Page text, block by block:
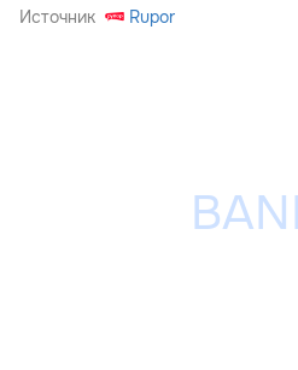
Источник Rupor